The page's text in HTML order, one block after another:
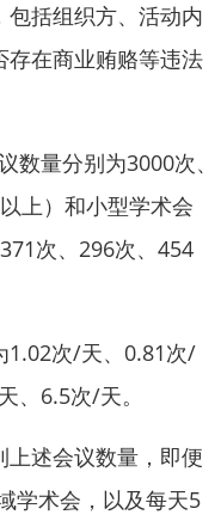
括组织方、活动内
存在商业贿赂等违法
量分别为3000次、
上）和小型学术会
次、296次、454
次/天、0.81次/
、6.5次/天。
述会议数量，即便
学术会，以及每天5